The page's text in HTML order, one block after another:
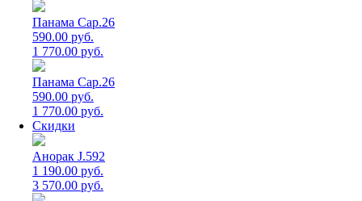
Панама Cap.26
590.00 руб.
1 770.00 руб.
Панама Cap.26
590.00 руб.
1 770.00 руб.
Скидки
Анорак J.592
1 190.00 руб.
3 570.00 руб.